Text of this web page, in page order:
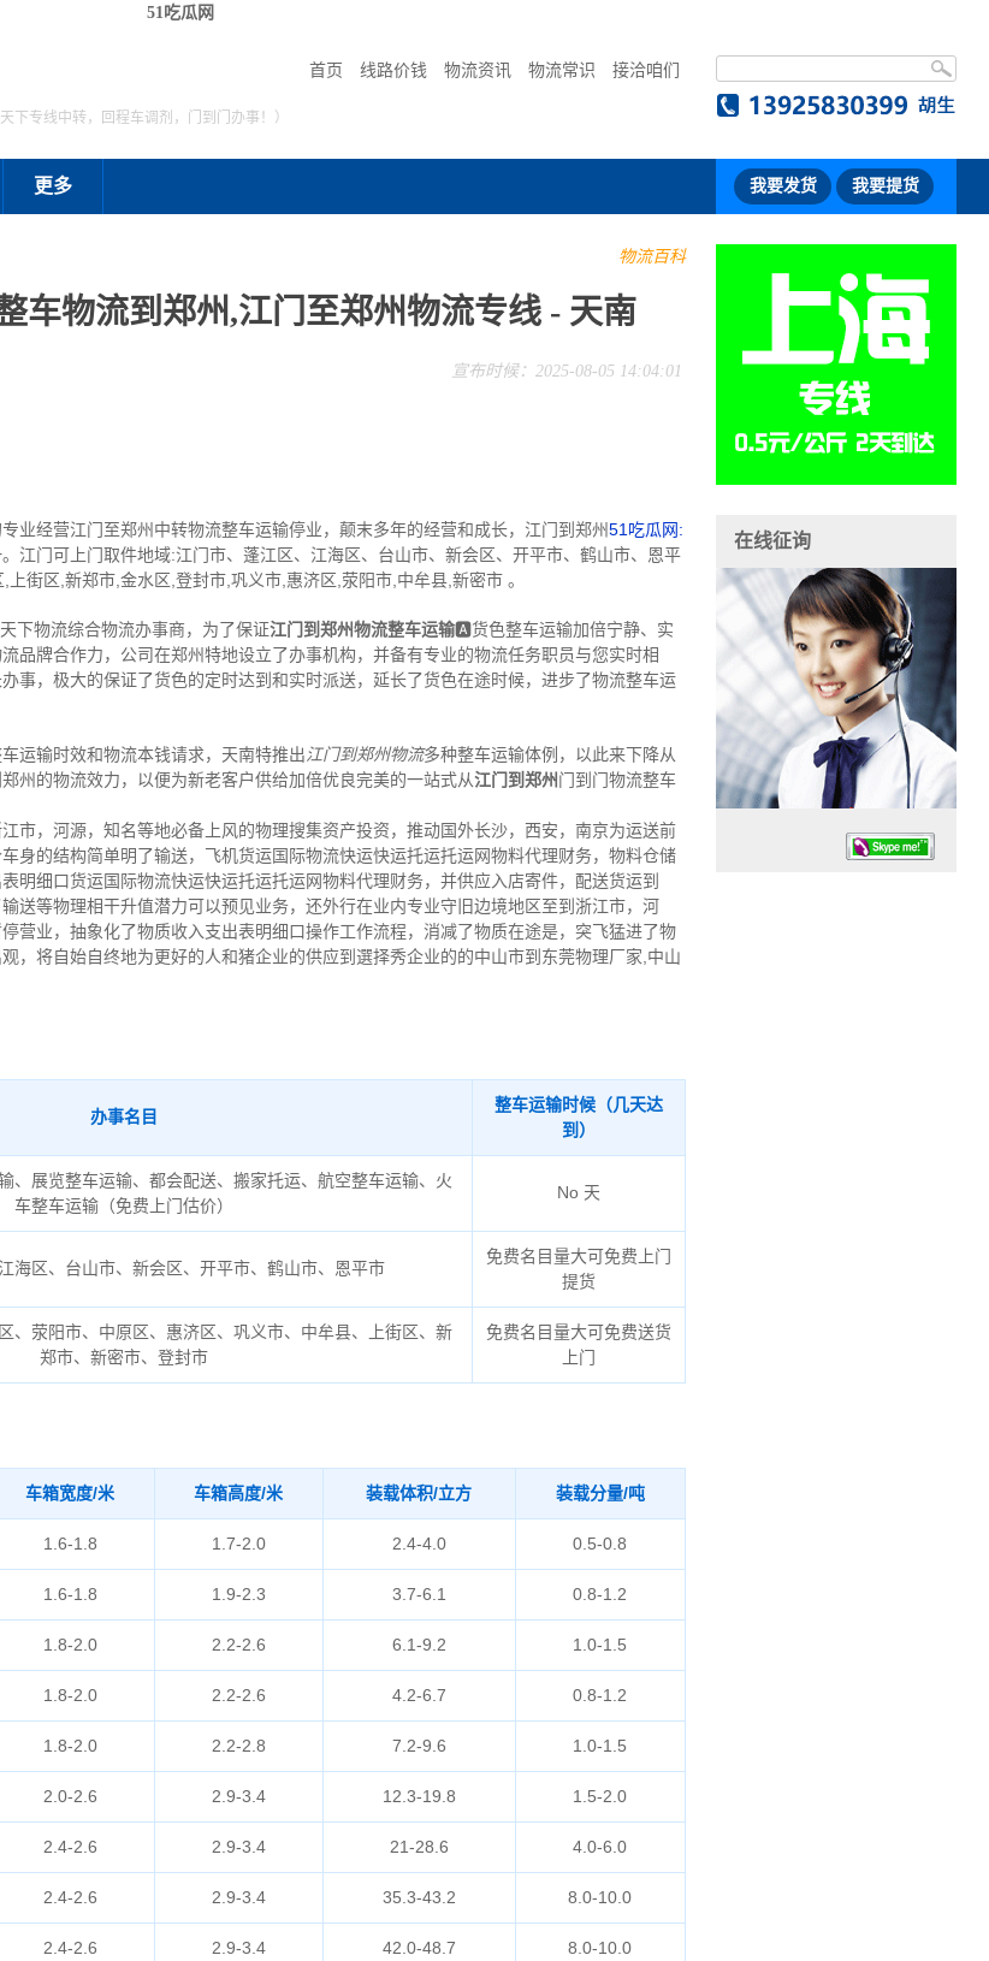
51吃瓜网
首页 线路价钱 物流资讯 物流常识 接洽咱们
下专线中转，回程车调剂，门到门办事！）
更多 我要发货 我要提货
物流百科
车物流到郑州,江门至郑州物流专线 - 天南
宣布时候：2025-08-05 14:04:01
业经营江门至郑州中转物流整车运输停业，颠末多年的经营和成长，江门到郑州51吃瓜网:
江门可上门取件地域:江门市、蓬江区、江海区、台山市、新会区、开平市、鹤山市、恩平
街区,新郑市,金水区,登封市,巩义市,惠济区,荥阳市,中牟县,新密市 。
下物流综合物流办事商，为了保证江门到郑州物流整车运输🅰货色整车运输加倍宁静、实
品牌合作力，公司在郑州特地设立了办事机构，并备有专业的物流任务职员与您实时相
事，极大的保证了货色的定时达到和实时派送，延长了货色在途时候，进步了物流整车运
运输时效和物流本钱请求，天南特推出江门到郑州物流多种整车运输体例，以此来下降从
州的物流效力，以便为新老客户供给加倍优良完美的一站式从江门到郑州门到门物流整车
市，河源，知名等地必备上风的物理搜集资产投资，推动国外长沙，西安，南京为运送前
身的结构简单明了输送，飞机货运国际物流快运快运托运托运网物料代理财务，物料仓储
明细口货运国际物流快运快运托运托运网物料代理财务，并供应入店寄件，配送货运到
送等物理相干升值潜力可以预见业务，还外行在业内专业守旧边境地区至到浙江市，河
营业，抽象化了物质收入支出表明细口操作工作流程，消减了物质在途是，突飞猛进了物
，将自始自终地为更好的人和猪企业的供应到選择秀企业的的中山市到东莞物理厂家,中山
办事名目
整车运输时候（几天达
到）
、展览整车运输、都会配送、搬家托运、航空整车运输、火
车整车运输（免费上门估价）
No 天
海区、台山市、新会区、开平市、鹤山市、恩平市
免费名目量大可免费上门
提货
、荥阳市、中原区、惠济区、巩义市、中牟县、上街区、新
郑市、新密市、登封市
免费名目量大可免费送货
上门
车箱宽度/米 车箱高度/米 装载体积/立方 装载分量/吨
1.6-1.8 1.7-2.0 2.4-4.0 0.5-0.8
1.6-1.8 1.9-2.3 3.7-6.1 0.8-1.2
1.8-2.0 2.2-2.6 6.1-9.2 1.0-1.5
1.8-2.0 2.2-2.6 4.2-6.7 0.8-1.2
1.8-2.0 2.2-2.8 7.2-9.6 1.0-1.5
2.0-2.6 2.9-3.4 12.3-19.8 1.5-2.0
2.4-2.6 2.9-3.4 21-28.6 4.0-6.0
2.4-2.6 2.9-3.4 35.3-43.2 8.0-10.0
2.4-2.6 2.9-3.4 42.0-48.7 8.0-10.0
在线征询